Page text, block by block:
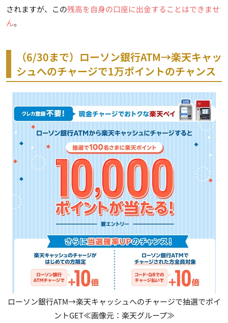
されますが、この残高を自身の口座に出金することはできませ
ん。
（6/30まで）ローソン銀行ATM→楽天キャッ
シュへのチャージで1万ポイントのチャンス
ローソン銀行ATM→楽天キャッシュへのチャージで抽選でポイ
ントGET≪画像元：楽天グループ≫